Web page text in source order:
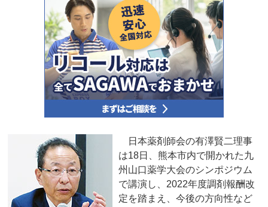
日本薬剤師会の有澤賢二理事
は18日、熊本市内で開かれた九
州山口薬学大会のシンポジウム
で講演し、2022年度調剤報酬改
定を踏まえ、今後の方向性など